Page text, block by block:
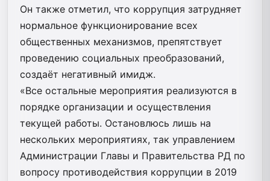
Он также отметил, что коррупция затрудняет
нормальное функционирование всех
общественных механизмов, препятствует
проведению социальных преобразований,
создаёт негативный имидж.
«Все остальные мероприятия реализуются в
порядке организации и осуществления
текущей работы. Остановлюсь лишь на
нескольких мероприятиях, так управлением
Администрации Главы и Правительства РД по
вопросу противодействия коррупции в 2019